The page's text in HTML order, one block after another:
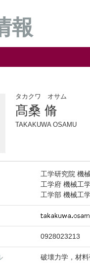
報
タカクワ オサム
髙桑 脩
TAKAKUWA OSAMU
工学研究院 機
工学府 機械工
工学部 機械工
0928023213
破壊力学，材